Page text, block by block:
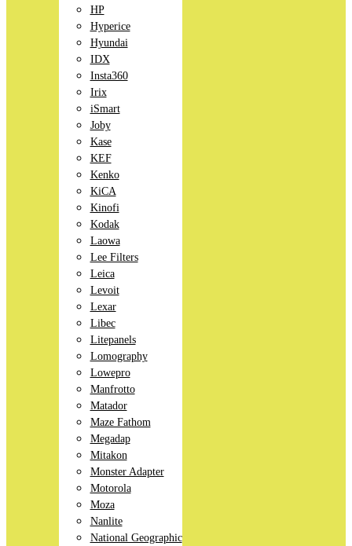
HP
Hyperice
Hyundai
IDX
Insta360
Irix
iSmart
Joby
Kase
KEF
Kenko
KiCA
Kinofi
Kodak
Laowa
Lee Filters
Leica
Levoit
Lexar
Libec
Litepanels
Lomography
Lowepro
Manfrotto
Matador
Maze Fathom
Megadap
Mitakon
Monster Adapter
Motorola
Moza
Nanlite
National Geographic